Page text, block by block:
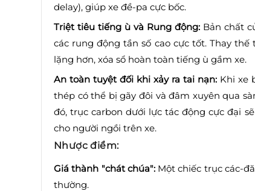
delay), giúp xe đề-pa cực bốc.
Triệt tiêu tiếng ù và Rung động: Bản chất
các rung động tần số cao cực tốt. Thay
lặng hơn, xóa sổ hoàn toàn tiếng ù gầm xe.
An toàn tuyệt đối khi xảy ra tai nạn:Khi xe
thép có thể bị gãy đôi và đâm xuyên qua
đó, trục carbon dưới lực tác động cực đại sẽ
cho người ngồi trên xe.
Nhược điểm:
Giá thành "chát chúa":Một chiếc trục các-
thường.